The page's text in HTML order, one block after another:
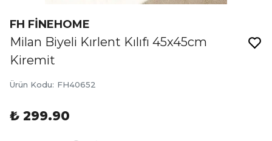
FH FİNEHOME
Milan Biyeli Kırlent Kılıfı 45x45cm
Kiremit
Ürün Kodu: FH40652
₺ 299.90